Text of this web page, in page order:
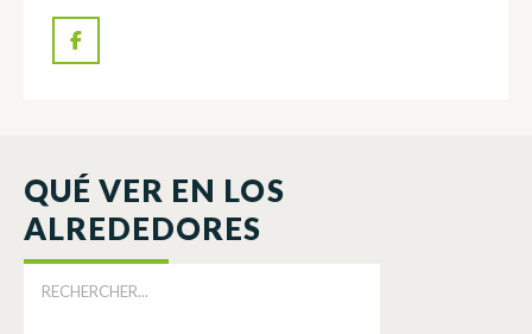
QUÉ VER EN LOS
ALREDEDORES